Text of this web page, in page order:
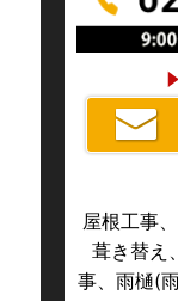
屋根工事
葺き替え
事、雨樋(